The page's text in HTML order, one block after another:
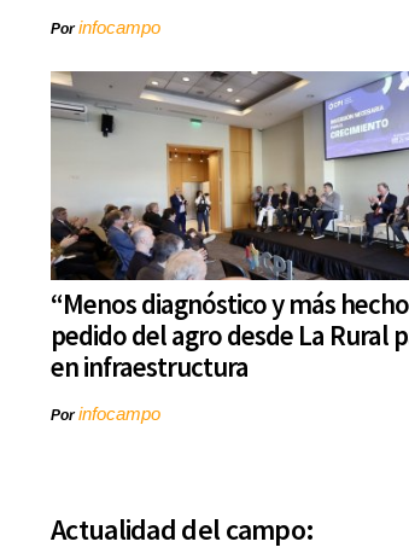
Porinfocampo
“Menos diagnóstico y más
pedido del agro desde La Rural
en infraestructura
Porinfocampo
Actualidad del campo: